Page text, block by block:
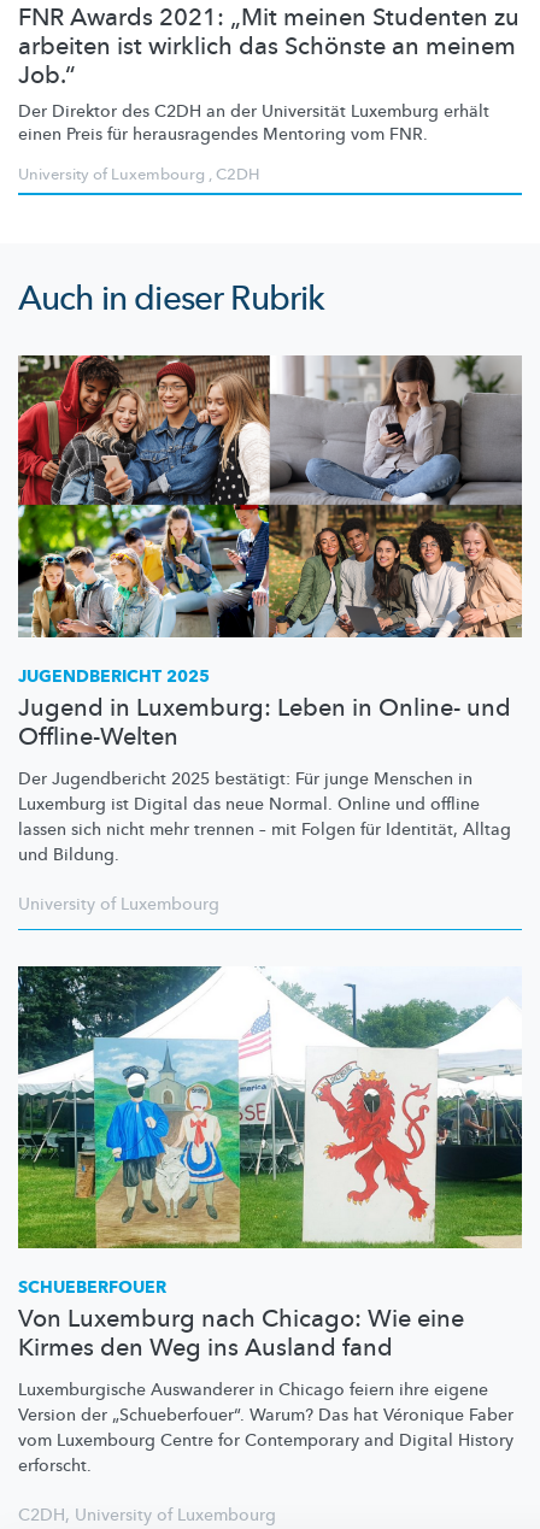
FNR Awards 2021: „Mit meinen Studenten zu
arbeiten ist wirklich das Schönste an meinem
Job.“
Der Direktor des C2DH an der Universität Luxemburg erhält
einen Preis für herausragendes Mentoring vom FNR.
University of Luxembourg ,C2DH
Auch in dieser Rubrik
JUGENDBERICHT 2025
Jugend in Luxemburg: Leben in Online- und
Offline-Welten
Der Jugendbericht 2025 bestätigt: Für junge Menschen in
Luxemburg ist Digital das neue Normal. Online und offline
lassen sich nicht mehr trennen – mit Folgen für Identität, Alltag
und Bildung.
University of Luxembourg
SCHUEBERFOUER
Von Luxemburg nach Chicago: Wie eine
Kirmes den Weg ins Ausland fand
Luxemburgische Auswanderer in Chicago feiern ihre eigene
Version der „Schueberfouer“. Warum? Das hat Véronique Faber
vom Luxembourg Centre for Contemporary and Digital History
erforscht.
C2DH, University of Luxembourg